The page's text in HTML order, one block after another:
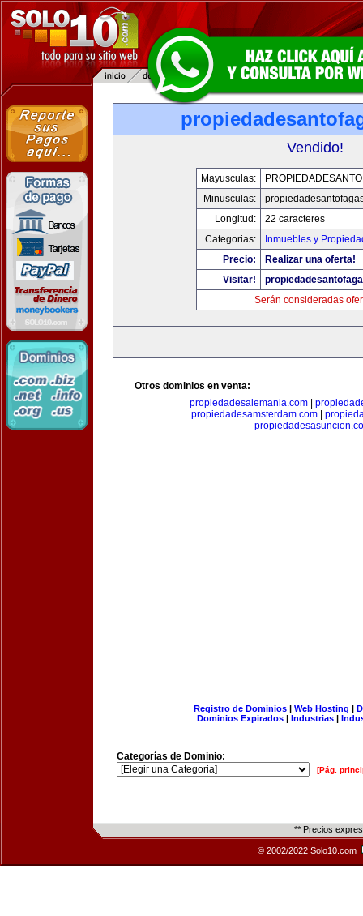
Vendido!
Mayusculas:
Minusculas:
Longitud:
22 caracteres
Categorias:
Inmuebles y
Precio:
Realizar una oferta!
Visitar!
Serán consideradas
Otros dominios en venta:
propiedadesalemania.com
propiedadesamsterdam.com|
Registro de Dominios| Web Hosting |
Dominios Expirados | Industrias |
Categorías de Dominio:
[Pág.
** Precios
© 2002/2022 Solo10.com